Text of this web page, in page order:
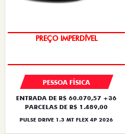
PREÇO IMPERDÍVEL
PESSOA FÍSICA
ENTRADA DE R$ 60.070,57 +36
PARCELAS DE R$ 1.489,00
PULSE DRIVE 1.3 MT FLEX 4P 2026